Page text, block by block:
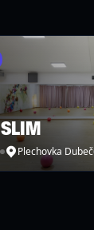
Plechovka Dubeč